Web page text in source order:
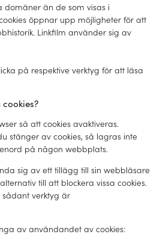
domäner än de som visas i
öppnar upp möjligheter för att
Linkfilm använder sig av
på respektive verktyg för att läsa
så att cookies avaktiveras.
stänger av cookies, så lagras inte
på någon webbplats.
sig av ett tillägg till sin webbläsare
till att blockera vissa cookies.
verktyg är
av användandet av cookies: